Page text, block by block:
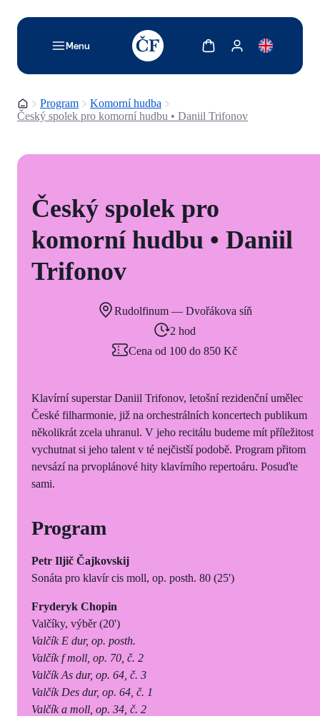
Menu
TODO: Add description for reader
Zobrazit košíkZobrazit můj účet
Domovská stránka
Program
Komorní hudba
Český spolek pro komorní hudbu • Daniil Trifonov
Český spolek pro
komorní hudbu • Daniil
Trifonov
Rudolfinum — Dvořákova síň
2 hod
Cena od 100 do 850 Kč
Klavírní superstar Daniil Trifonov, letošní rezidenční umělec
České filharmonie, již na orchestrálních koncertech publikum
několikrát zcela uhranul. V jeho recitálu budeme mít příležitost
vychutnat si jeho talent v té nejčistší podobě. Program přitom
nevsází na prvoplánové hity klavírního repertoáru. Posuďte
sami.
Program
Petr Iljič Čajkovskij
Sonáta pro klavír cis moll, op. posth. 80 (25')
Fryderyk Chopin
Valčíky, výběr (20')
Valčík E dur, op. posth.
Valčík f moll, op. 70, č. 2
Valčík As dur, op. 64, č. 3
Valčík Des dur, op. 64, č. 1
Valčík a moll, op. 34, č. 2